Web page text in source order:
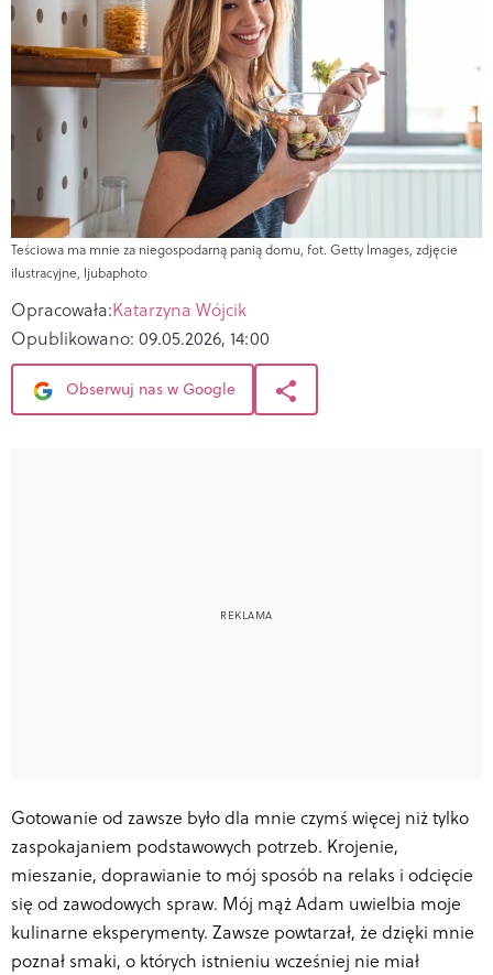
Teściowa ma mnie za niegospodarną panią domu, fot. Getty Images, zdjęcie
ilustracyjne, ljubaphoto
Opracowała:Katarzyna Wójcik
Opublikowano: 09.05.2026, 14:00
Obserwuj nas w Google
Gotowanie od zawsze było dla mnie czymś więcej niż tylko
zaspokajaniem podstawowych potrzeb. Krojenie,
mieszanie, doprawianie to mój sposób na relaks i odcięcie
się od zawodowych spraw. Mój mąż Adam uwielbia moje
kulinarne eksperymenty. Zawsze powtarzał, że dzięki mnie
poznał smaki, o których istnieniu wcześniej nie miał